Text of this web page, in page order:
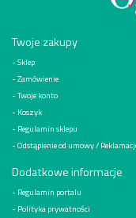
Twoje zakupy
Sklep
Zamówienie
Twoje konto
Koszyk
Regulamin sklepu
Odstąpienie od umowy /
Dodatkowe informacje
Regulamin portalu
Polityka prywatności